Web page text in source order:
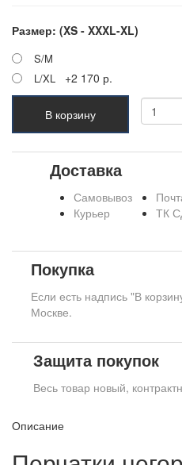
Размер: (XS - XXXL-XL)
S/M
L/XL
+2 170 р.
В корзину
Доставка
Самовывоз
Курьер
ТК
Покупка
Если есть надпись "В
Москве.
Защита покупок
Весь товар новый,
Описание